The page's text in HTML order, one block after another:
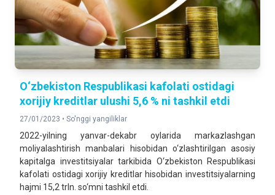
O‘zbekiston Respublikasi kafolati ostidagi
xorijiy kreditlar ulushi 5,6 % ni tashkil etdi
27/01/2023 • So'nggi yangiliklar
2022-yilning yanvar-dekabr oylarida markazlashgan
moliyalashtirish manbalari hisobidan o‘zlashtirilgan asosiy
kapitalga investitsiyalar tarkibida O‘zbekiston Respublikasi
kafolati ostidagi xorijiy kreditlar hisobidan investitsiyalarning
hajmi 15,2 trln. so‘mni tashkil etdi.